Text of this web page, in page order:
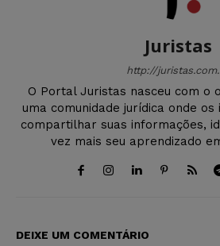
Juristas
http://
O Portal Juristas nasceu com o
uma comunidade jurídica onde
compartilhar suas informações,
vez mais seu aprendizado
DEIXE UM COMENTÁRIO